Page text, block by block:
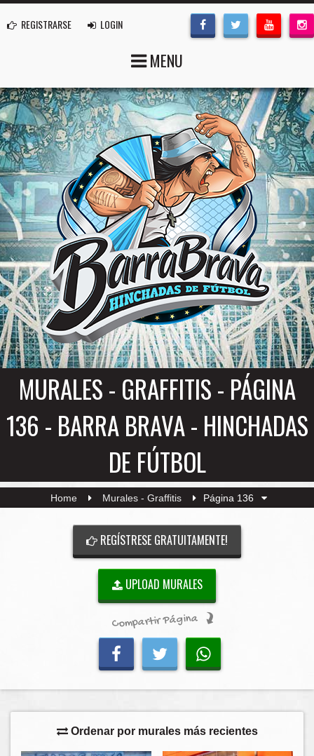
REGISTRARSE LOGIN
MENU
MURALES - GRAFFITIS - PÁGINA
136 - BARRA BRAVA - HINCHADAS
DE FÚTBOL
Home Murales - Graffitis Página 136
REGÍSTRESE GRATUITAMENTE!
UPLOAD MURALES
Compartir Página
Ordenar por murales más recientes